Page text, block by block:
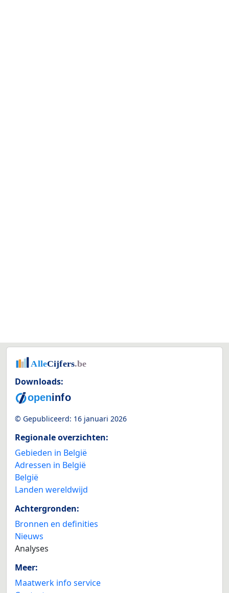
Downloads:
© Gepubliceerd: 16 januari 2026
Regionale overzichten:
Gebieden in België
Adressen in België
België
Landen wereldwijd
Achtergronden:
Bronnen en definities
Nieuws
Analyses
Meer:
Maatwerk info service